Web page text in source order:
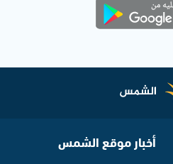
أخبار موقع الشمس